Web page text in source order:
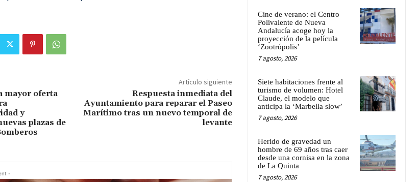
mayor oferta
y
plazas de
Artículo siguiente
Respuesta inmediata del
Ayuntamiento para reparar el Paseo
Marítimo tras un nuevo temporal de
levante
-
Cine de verano: el Centro
Polivalente de Nueva
Andalucía acoge hoy la
proyección de la película
‘Zootrópolis’
7 agosto, 2026
Siete habitaciones frente al
turismo de volumen: Hotel
Claude, el modelo que
anticipa la ‘Marbella slow’
7 agosto, 2026
Herido de gravedad un
hombre de 69 años tras caer
desde una cornisa en la zona
de La Quinta
7 agosto, 2026